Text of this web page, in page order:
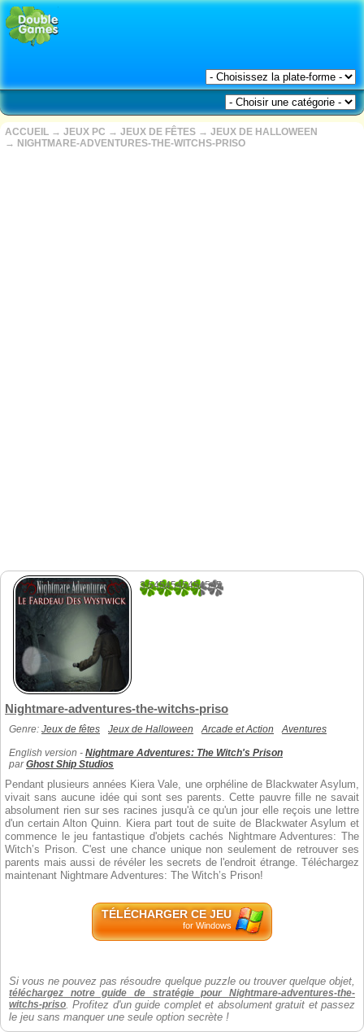
ACCUEIL → JEUX PC → JEUX DE FÊTES → JEUX DE HALLOWEEN
→ NIGHTMARE-ADVENTURES-THE-WITCHS-PRISO
3.5454545454545
Nightmare-adventures-the-witchs-priso
Genre: Jeux de fêtes Jeux de Halloween Arcade et Action Aventures
English version - Nightmare Adventures: The Witch's Prison
parGhost Ship Studios
Pendant plusieurs années Kiera Vale, une orphéline de Blackwater Asylum,
vivait sans aucune idée qui sont ses parents. Cette pauvre fille ne savait
absolument rien sur ses racines jusqu'à ce qu'un jour elle reçois une lettre
d'un certain Alton Quinn. Kiera part tout de suite de Blackwater Asylum et
commence le jeu fantastique d'objets cachés Nightmare Adventures: The
Witch’s Prison. C'est une chance unique non seulement de retrouver ses
parents mais aussi de révéler les secrets de l'endroit étrange. Téléchargez
maintenant Nightmare Adventures: The Witch’s Prison!
TÉLÉCHARGER CE JEU
for Windows
Si vous ne pouvez pas résoudre quelque puzzle ou trouver quelque objet,
téléchargez notre guide de stratégie pour Nightmare-adventures-the-
witchs-priso. Profitez d'un guide complet et absolument gratuit et passez
le jeu sans manquer une seule option secrète !